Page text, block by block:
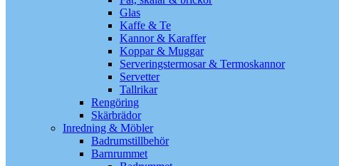
Glas
Kaffe & Te
Kannor & Karaffer
Koppar & Muggar
Serveringstermosar & Termoskannor
Servetter
Tallrikar
Rengöring
Skärbrädor
Inredning & Möbler
Badrumstillbehör
Barnrummet